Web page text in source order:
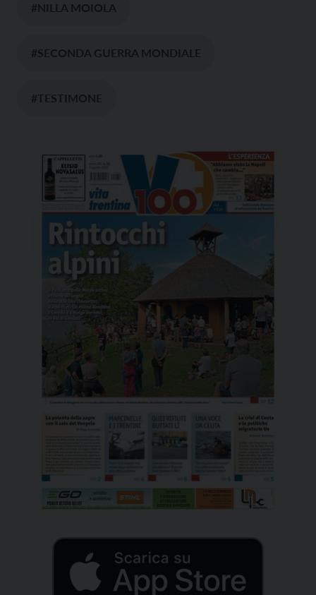
#NILLA MOIOLA
#SECONDA GUERRA MONDIALE
#TESTIMONE